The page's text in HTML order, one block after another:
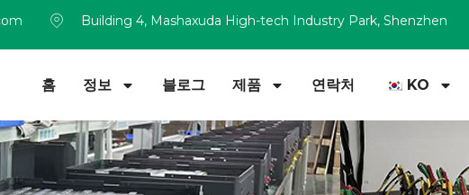
Building 4, Mashaxuda High-tech Industry Park, Shenzhen
홈 정보 블로그 제품 연락처 KO